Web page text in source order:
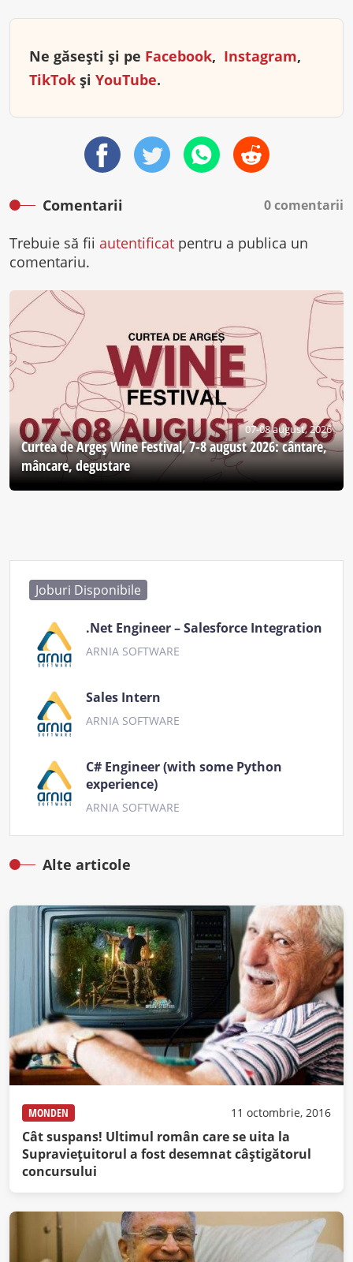
Ne găsești și pe Facebook, Instagram,
TikTok și YouTube.
Comentarii 0 comentarii
Trebuie să fii autentificat pentru a publica un
comentariu.
07-08 august, 2026
Curtea de Argeş Wine Festival, 7-8 august 2026: cântare,
mâncare, degustare
Joburi Disponibile
.Net Engineer – Salesforce Integration
ARNIA SOFTWARE
Sales Intern
ARNIA SOFTWARE
C# Engineer (with some Python
experience)
ARNIA SOFTWARE
Alte articole
MONDEN 11 octombrie, 2016
Cât suspans! Ultimul român care se uita la
Supravieţuitorul a fost desemnat câştigătorul
concursului